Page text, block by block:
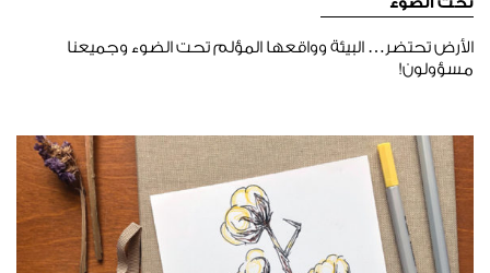
تحت الضوء
الأرض تحتضر… البيئة وواقعها المؤلم تحت الضوء وجميعنا
مسؤولون!